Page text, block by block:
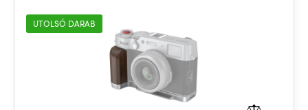
UTOLSÓ DARAB